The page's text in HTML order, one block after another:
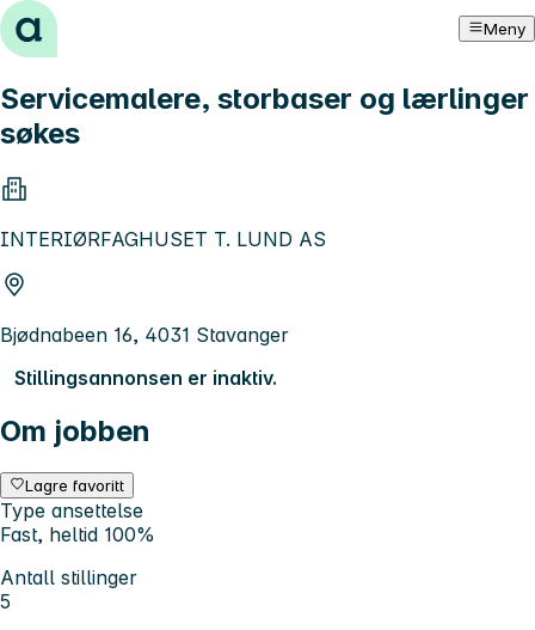
Hopp til innhold Meny
Servicemalere, storbaser og lærlinger
søkes
INTERIØRFAGHUSET T. LUND AS
Bjødnabeen 16, 4031 Stavanger
Stillingsannonsen er inaktiv.
Om jobben
Lagre favoritt
Type ansettelse
Fast, heltid 100%
Antall stillinger
5